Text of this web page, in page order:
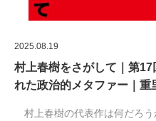
2025.08.19
村上春樹をさがして｜第
れた政治的メタファー｜重
村上春樹の代表作は何だろ